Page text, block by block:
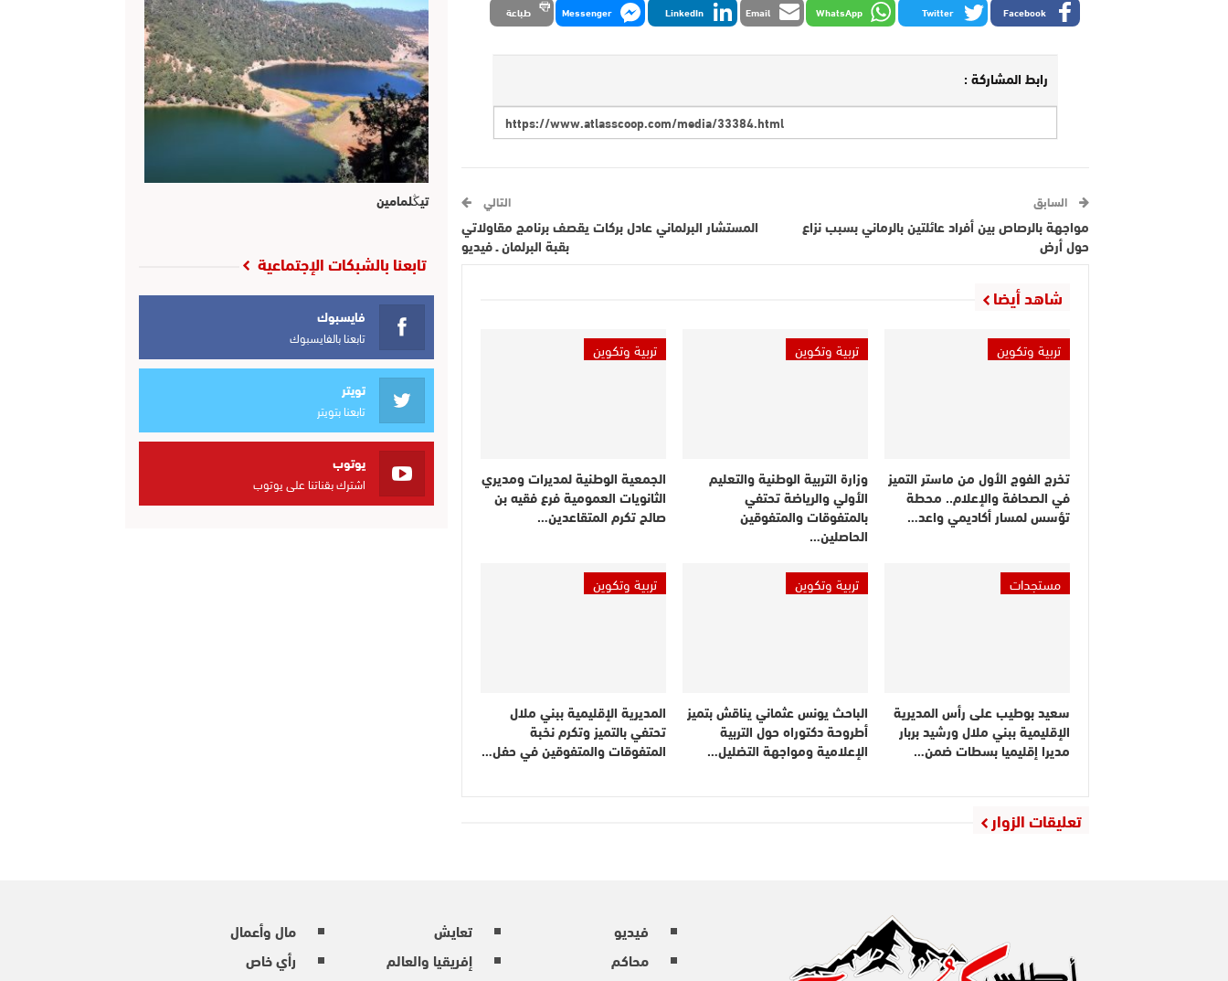
Facebook
Twitter
WhatsApp
Email
LinkedIn
Messenger طباعة
رابط المشاركة :
السابق
مواجهة بالرصاص بين أفراد عائلتين بالرماني بسبب نزاع
حول أرض
التالي
المستشار البرلماني عادل بركات يقصف برنامج مقاولاتي
بقبة البرلمان ـ فيديو
شاهد أيضا
تربية وتكوين
تخرج الفوج الأول من ماستر التميز
في الصحافة والإعلام.. محطة
تؤسس لمسار أكاديمي واعد…
تربية وتكوين
وزارة التربية الوطنية والتعليم
الأولي والرياضة تحتفي
بالمتفوقات والمتفوقين
الحاصلين…
تربية وتكوين
الجمعية الوطنية لمديرات ومديري
الثانويات العمومية فرع فقيه بن
صالح تكرم المتقاعدين…
مستجدات
سعيد بوطيب على رأس المديرية
الإقليمية ببني ملال ورشيد بربار
مديرا إقليميا بسطات ضمن…
تربية وتكوين
الباحث يونس عثماني يناقش بتميز
أطروحة دكتوراه حول التربية
الإعلامية ومواجهة التضليل…
تربية وتكوين
المديرية الإقليمية ببني ملال
تحتفي بالتميز وتكرم نخبة
المتفوقات والمتفوقين في حفل…
تعليقات الزوار
تيڭلمامين
تابعنا بالشبكات الإجتماعية
فايسبوك
تابعنا بالفايسبوك
تويتر
تابعنا بتويتر
يوتوب
اشترك بقناتنا على يوتوب
فيديو
محاكم
تعايش
إفريقيا والعالم
مال وأعمال
رأي خاص